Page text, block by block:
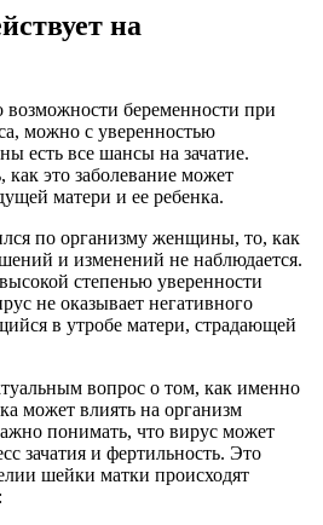
на
возможности беременности при
можно с уверенностью
есть все шансы на зачатие.
это заболевание может
матери и ее ребенка.
по организму женщины, то, как
и изменений не наблюдается.
степенью уверенности
не оказывает негативного
в утробе матери, страдающей
вопрос о том, как именно
может влиять на организм
понимать, что вирус может
зачатия и фертильность. Это
шейки матки происходят